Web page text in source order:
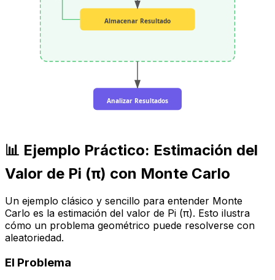
Almacenar Resultado
Analizar Resultados
📊 Ejemplo Práctico: Estimación del
Valor de Pi (π) con Monte Carlo
Un ejemplo clásico y sencillo para entender Monte
Carlo es la estimación del valor de Pi (π). Esto ilustra
cómo un problema geométrico puede resolverse con
aleatoriedad.
El Problema